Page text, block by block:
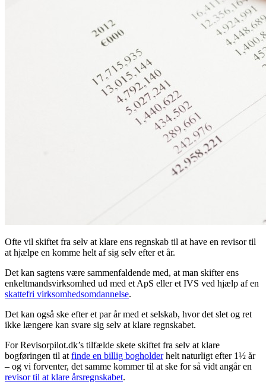
Ofte vil skiftet fra selv at klare ens regnskab til at have en revisor til
at hjælpe en komme helt af sig selv efter et år.
Det kan sagtens være sammenfaldende med, at man skifter ens
enkeltmandsvirksomhed ud med et ApS eller et IVS ved hjælp af en
skattefri virksomhedsomdannelse.
Det kan også ske efter et par år med et selskab, hvor det slet og ret
ikke længere kan svare sig selv at klare regnskabet.
For Revisorpilot.dk’s tilfælde skete skiftet fra selv at klare
bogføringen til at finde en billig bogholderhelt naturligt efter 1½ år
– og vi forventer, det samme kommer til at ske for så vidt angår en
revisor til at klare årsregnskabet.